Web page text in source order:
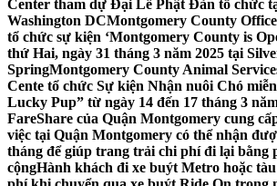
Center tham dự Đại Lễ Phật Đản tổ chức
Washington DCMontgomery County
tổ chức sự kiện ‘Montgomery County is
thứ Hai, ngày 31 tháng 3 năm 2025 tại
SpringMontgomery County Animal
Cente tổ chức Sự kiện Nhận nuôi Chó
Lucky Pup” từ ngày 14 đến 17 tháng 3
FareShare của Quận Montgomery cung
việc tại Quận Montgomery có thể nhận
tháng để giúp trang trải chi phí đi lại bằng
cộngHành khách đi xe buýt Metro hoặc